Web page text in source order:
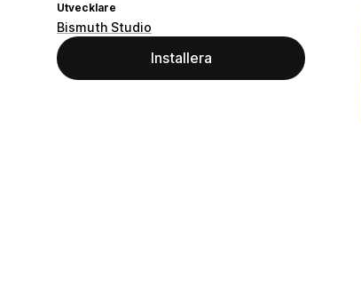
Utvecklare
Bismuth Studio
Installera